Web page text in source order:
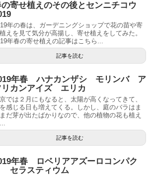
の寄せ植えのその後とセンニチコウ
年の春は、ガーデニングショップで花の苗や寄
えを見て気分が高揚し、寄せ植えをしてみた。
年春の寄せ植えの記事はこちら...
記事を読む
年春 ハナカンザシ モリンバ ア
リカンアイズ エリカ
では２月にもなると、太陽が高くなってきて、
感じる日も増えてくる。しかし、庭のバラはま
だ芽が出たばかりなので、他の植物の花も植え
記事を読む
年春 ロベリアアズーロコンパク
セラスティウム